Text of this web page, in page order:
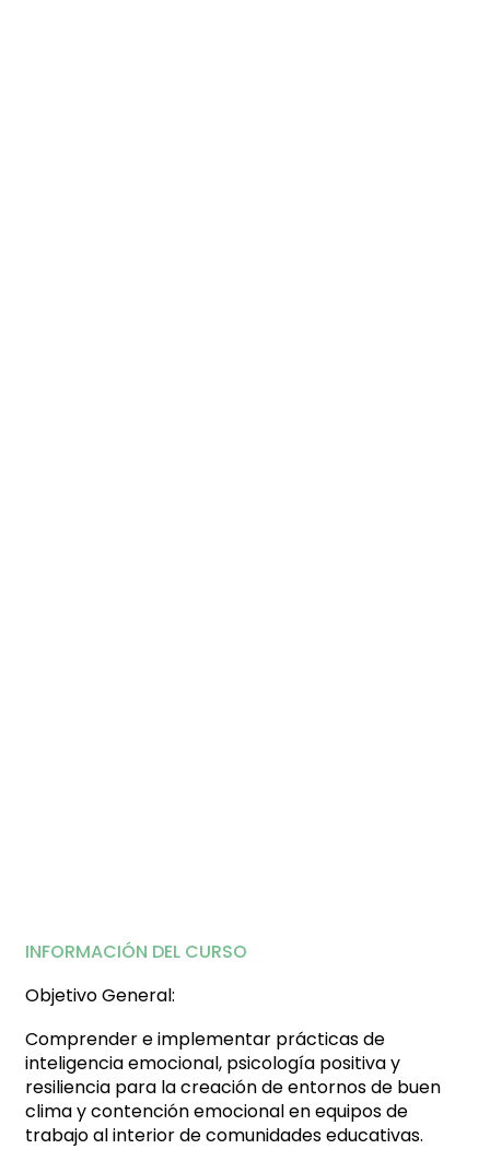
INFORMACIÓN DEL CURSO
Objetivo General:
Comprender e implementar prácticas de
inteligencia emocional, psicología positiva y
resiliencia para la creación de entornos de buen
clima y contención emocional en equipos de
trabajo al interior de comunidades educativas.